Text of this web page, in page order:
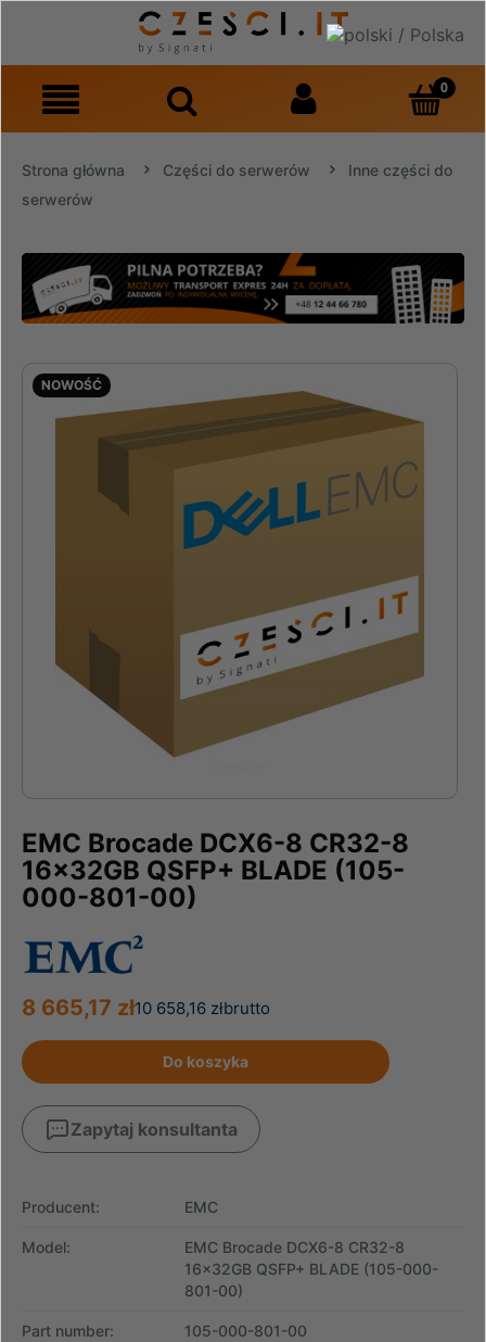
Strona główna Części do serwerów
Inne części do
serwerów
NOWOŚĆ
EMC Brocade DCX6-8 CR32-8
16x32GB QSFP+ BLADE (105-
000-801-00)
brutto
10 658,16 zł
8 665,17 zł
Do koszyka
Zapytaj konsultanta
Producent: EMC
Model:
EMC Brocade DCX6-8 CR32-8
16x32GB QSFP+ BLADE (105-000-
801-00)
Part number: 105-000-801-00